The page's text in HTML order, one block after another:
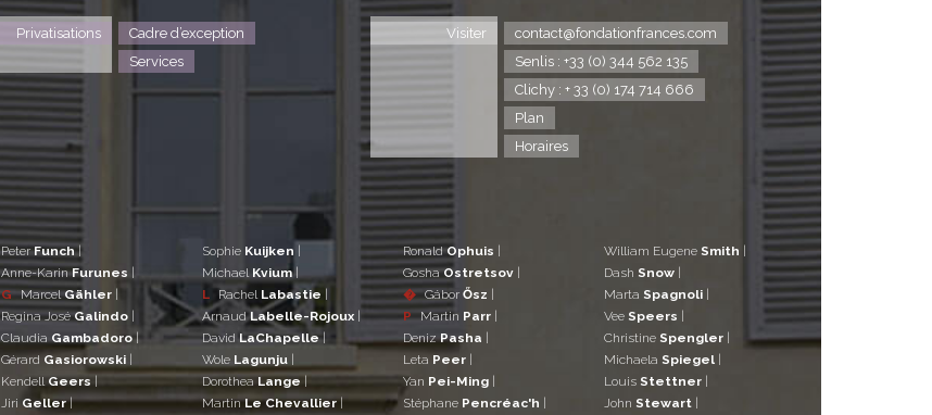
Privatisations
Cadre d’exception
Services
Visiter
contact@fondationfrances.com
Senlis : +33 (0) 344 562 135
Clichy : + 33 (0) 174 714 666
Plan
Horaires
PeterFunch|
Anne-KarinFurunes
G MarcelGähler
Regina JoséGalindo
Claudia Gambadoro|
Gérard Gasiorowski
KendellGeers|
Jiri Geller|
Sophie Kuijken
Michael Kvium|
L
Rachel Labastie
ArnaudLabelle-Rojoux
DavidLaChapelle|
Wole Lagunju
DorotheaLange |
MartinLe Chevallier|
RonaldOphuis
GoshaOstretsov
� Gábor Ősz
P Martin Parr
DenizPasha
Leta Peer
Yan Pei-Ming
Stéphane Pencréac'h
William Eugene Smith
Dash Snow
Marta Spagnoli
Vee Speers
Christine Spengler
Michaela Spiegel
Louis Stettner
John Stewart